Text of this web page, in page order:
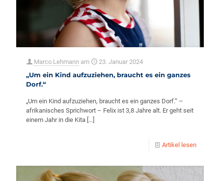
Marco Lehmann am 23. Januar 2024
„Um ein Kind aufzuziehen, braucht es ein ganzes
Dorf.“
„Um ein Kind aufzuziehen, braucht es ein ganzes Dorf.“ –
afrikanisches Sprichwort – Felix ist 3,8 Jahre alt. Er geht seit
einem Jahr in die Kita […]
Artikel lesen